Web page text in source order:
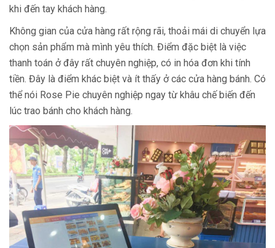
khi đến tay khách hàng.
Không gian của cửa hàng rất rộng rãi, thoải mái di chuyển lựa
chọn sản phẩm mà mình yêu thích. Điểm đặc biệt là việc
thanh toán ở đây rất chuyên nghiệp, có in hóa đơn khi tính
tiền. Đây là điểm khác biệt và ít thấy ở các cửa hàng bánh. Có
thể nói Rose Pie chuyên nghiệp ngay từ khâu chế biến đến
lúc trao bánh cho khách hàng.